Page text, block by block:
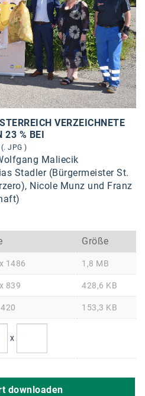
VERZEICHNETE
23 % BEI
(. JPG )
Maliecik
Stadler (Bürgermeister St.
Nicole Munz und Franz
Größe
1486 1,8 MB
839 428,6 KB
153,3 KB
x
downloaden